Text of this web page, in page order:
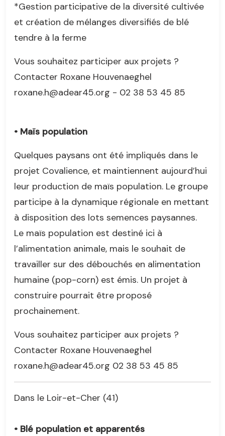
*Gestion participative de la diversité cultivée
et création de mélanges diversifiés de blé
tendre à la ferme
Vous souhaitez participer aux projets ?
Contacter Roxane Houvenaeghel
roxane.h@adear45.org - 02 38 53 45 85
• Maïs population
Quelques paysans ont été impliqués dans le
projet Covalience, et maintiennent aujourd’hui
leur production de maïs population. Le groupe
participe à la dynamique régionale en mettant
à disposition des lots semences paysannes.
Le maïs population est destiné ici à
l’alimentation animale, mais le souhait de
travailler sur des débouchés en alimentation
humaine (pop-corn) est émis. Un projet à
construire pourrait être proposé
prochainement.
Vous souhaitez participer aux projets ?
Contacter Roxane Houvenaeghel
roxane.h@adear45.org 02 38 53 45 85
Dans le Loir-et-Cher (41)
• Blé population et apparentés